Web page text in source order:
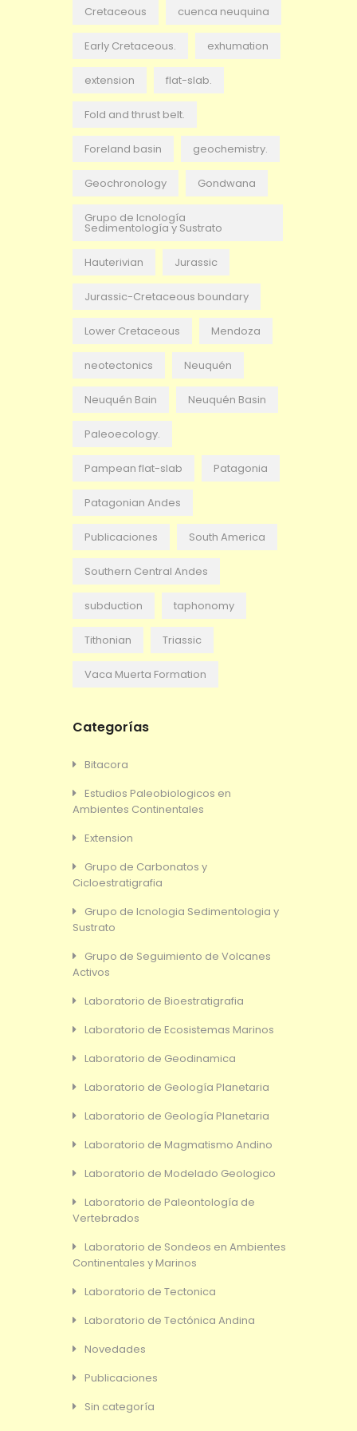
Cretaceous cuenca neuquina
Early Cretaceous. exhumation
extension flat-slab.
Fold and thrust belt.
Foreland basin geochemistry.
Geochronology Gondwana
Grupo de Icnología
Sedimentología y Sustrato
Hauterivian Jurassic
Jurassic-Cretaceous boundary
Lower Cretaceous Mendoza
neotectonics Neuquén
Neuquén Bain Neuquén Basin
Paleoecology.
Pampean flat-slab Patagonia
Patagonian Andes
Publicaciones South America
Southern Central Andes
subduction taphonomy
Tithonian Triassic
Vaca Muerta Formation
Categorías
Bitacora
Estudios Paleobiologicos en
Ambientes Continentales
Extension
Grupo de Carbonatos y
Cicloestratigrafia
Grupo de Icnologia Sedimentologia y
Sustrato
Grupo de Seguimiento de Volcanes
Activos
Laboratorio de Bioestratigrafia
Laboratorio de Ecosistemas Marinos
Laboratorio de Geodinamica
Laboratorio de Geología Planetaria
Laboratorio de Geología Planetaria
Laboratorio de Magmatismo Andino
Laboratorio de Modelado Geologico
Laboratorio de Paleontología de
Vertebrados
Laboratorio de Sondeos en Ambientes
Continentales y Marinos
Laboratorio de Tectonica
Laboratorio de Tectónica Andina
Novedades
Publicaciones
Sin categoría